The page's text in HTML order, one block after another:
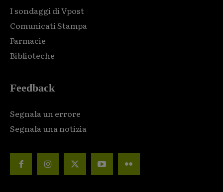
I sondaggi di Vpost
Comunicati Stampa
Farmacie
Biblioteche
Feedback
Segnala un errore
Segnala una notizia